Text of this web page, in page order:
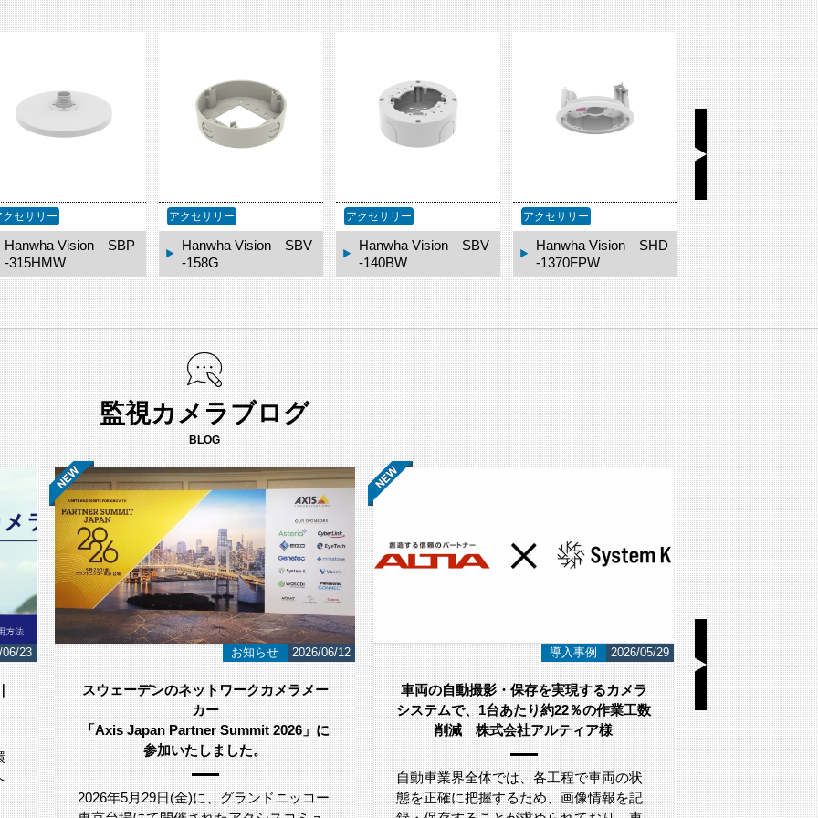
クセサリー
Hanwha Vision SBP
-315HMW
アクセサリー
Hanwha Vision SBV
-158G
アクセサリー
Hanwha Vision SBV
-140BW
アクセサリー
Hanwha Vision SHD
-1370FPW
アクセサリー
Hanwha Vision
-140CMT
監視カメラブログ
BLOG
06/12 導入事例 2026/05/29
車両の自動撮影・保存を実現するカメラ
システムで、1台あたり約22％の作業工数
削減 株式会社アルティア様
自動車業界全体では、各工程で車両の状
態を正確に把握するため、画像情報を記
i-PRO 2026/05/19
i-PROとは
こんにちは！ ネットワーク監視カメラと
AI画像認識システムのシステム・ケイで
す。 今回は監視カメラや映像解析シス…
LAN
こんにちは！
AI画像認識シス
す。 今回は、